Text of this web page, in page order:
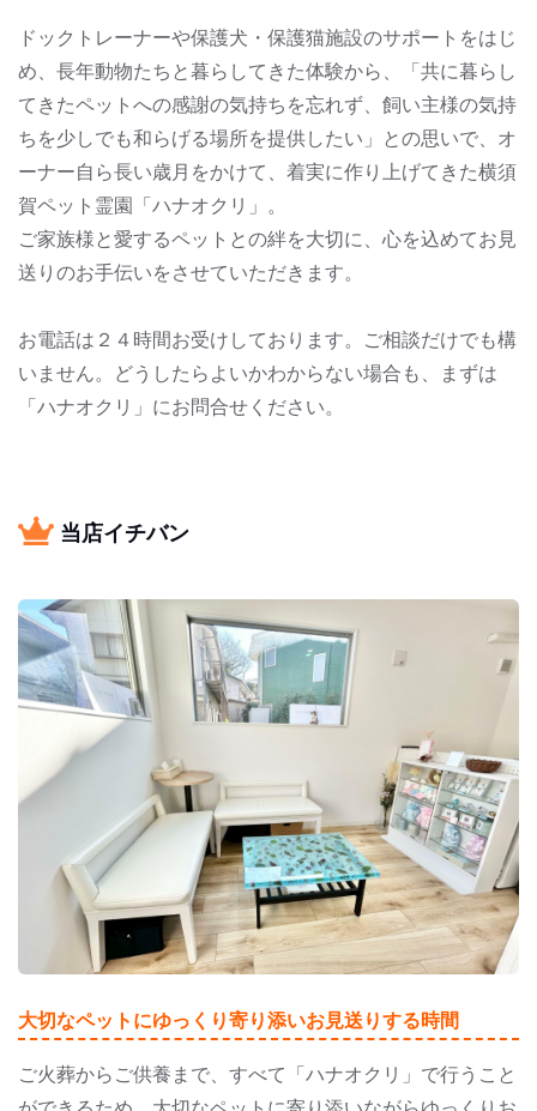
ドックトレーナーや保護犬・保護猫施設のサポートをはじ
め、長年動物たちと暮らしてきた体験から、「共に暮らし
てきたペットへの感謝の気持ちを忘れず、飼い主様の気持
ちを少しでも和らげる場所を提供したい」との思いで、オ
ーナー自ら長い歳月をかけて、着実に作り上げてきた横須
賀ペット霊園「ハナオクリ」。
ご家族様と愛するペットとの絆を大切に、心を込めてお見
送りのお手伝いをさせていただきます。
お電話は２４時間お受けしております。ご相談だけでも構
いません。どうしたらよいかわからない場合も、まずは
「ハナオクリ」にお問合せください。
当店イチバン
大切なペットにゆっくり寄り添いお見送りする時間
ご火葬からご供養まで、すべて「ハナオクリ」で行うこと